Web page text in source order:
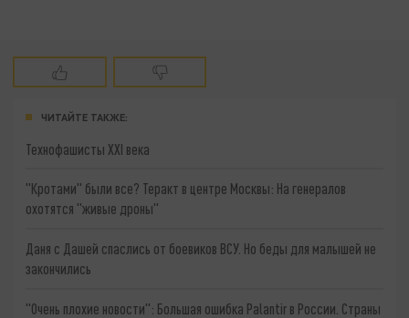
ЧИТАЙТЕ ТАКЖЕ:
Технофашисты XXI века
"Кротами" были все? Теракт в центре Москвы: На генералов
охотятся "живые дроны"
Даня с Дашей спаслись от боевиков ВСУ. Но беды для малышей не
закончились
"Очень плохие новости": Большая ошибка Palantir в России. Страны